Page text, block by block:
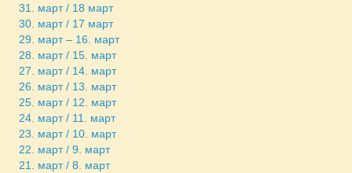
31. март / 18 март
30. март / 17 март
29. март – 16. март
28. март / 15. март
27. март / 14. март
26. март / 13. март
25. март / 12. март
24. март / 11. март
23. март / 10. март
22. март / 9. март
21. март / 8. март